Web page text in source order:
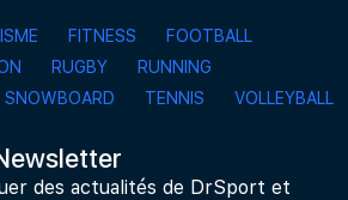
FITNESS
FOOTBALL
RUGBY
RUNNING
SNOWBOARD
TENNIS VOLLEYBALL
des actualités de DrSport et